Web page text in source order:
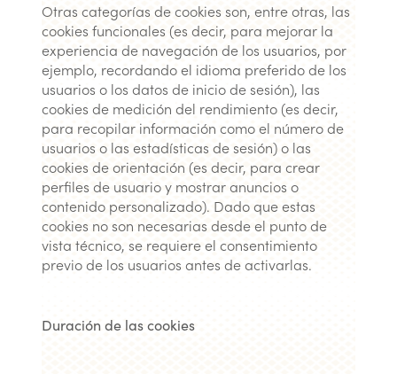
Otras categorías de cookies son, entre otras, las
cookies funcionales (es decir, para mejorar la
experiencia de navegación de los usuarios, por
ejemplo, recordando el idioma preferido de los
usuarios o los datos de inicio de sesión), las
cookies de medición del rendimiento (es decir,
para recopilar información como el número de
usuarios o las estadísticas de sesión) o las
cookies de orientación (es decir, para crear
perfiles de usuario y mostrar anuncios o
contenido personalizado). Dado que estas
cookies no son necesarias desde el punto de
vista técnico, se requiere el consentimiento
previo de los usuarios antes de activarlas.
Duración de las cookies